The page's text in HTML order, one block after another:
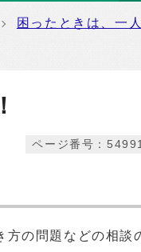
困ったときは、一
ページ番号：
の問題などの相談